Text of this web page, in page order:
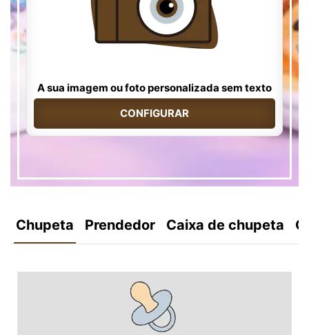
A sua imagem ou foto personalizada sem texto
CONFIGURAR
Chupeta Prendedor Caixa de chupeta